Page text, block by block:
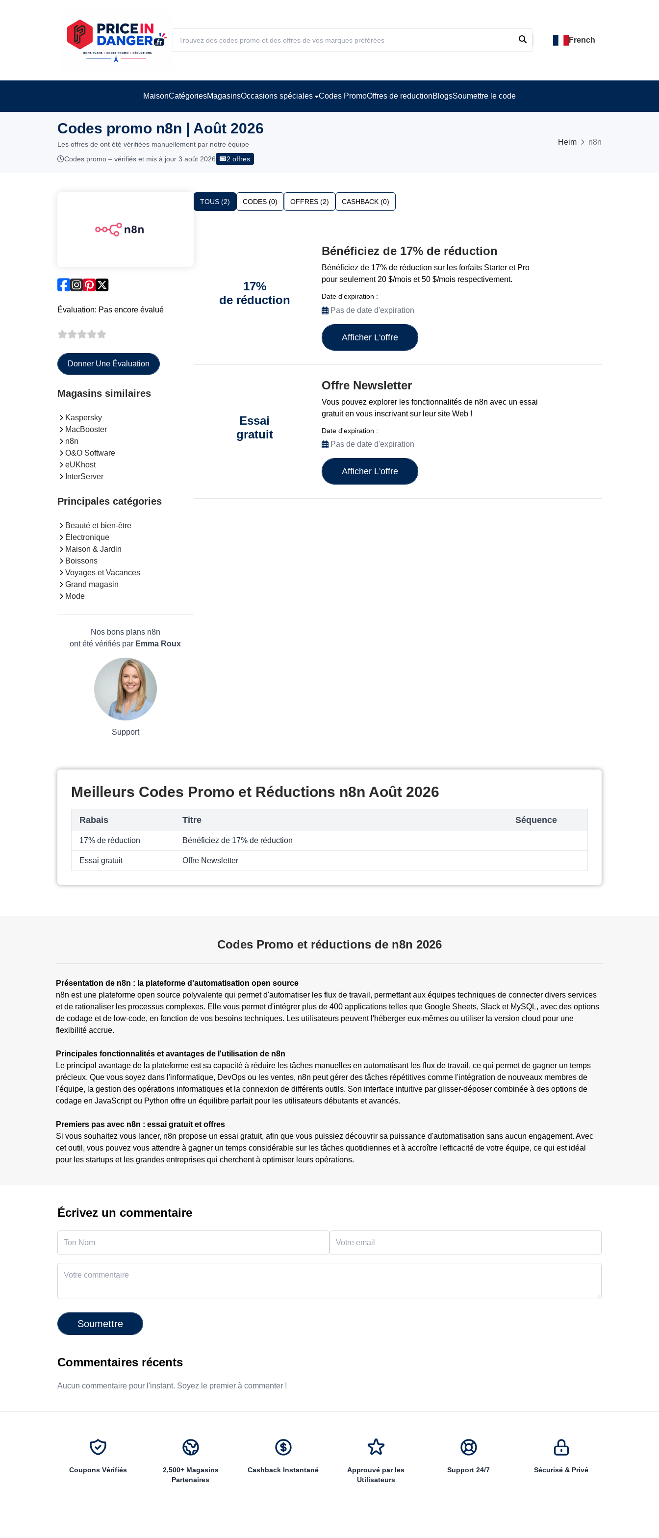
French
MaisonCatégoriesMagasinsOccasions spéciales Codes PromoOffres de reductionBlogsSoumettre le code
Codes promo n8n | Août 2026
Les offres de ont été vérifiées manuellement par notre équipe
Codes promo – vérifiés et mis à jour 3 août 2026
2 offres
Heim n8n
Évaluation: Pas encore évalué
Donner Une Évaluation
Magasins similaires
Kaspersky
MacBooster
n8n
O&O Software
eUKhost
InterServer
Principales catégories
Beauté et bien-être
Électronique
Maison & Jardin
Boissons
Voyages et Vacances
Grand magasin
Mode
Nos bons plans n8n
ont été vérifiés par Emma Roux
Support
TOUS (2) CODES (0) OFFRES (2) CASHBACK (0)
17%
de réduction
Bénéficiez de 17% de réduction
Bénéficiez de 17% de réduction sur les forfaits Starter et Pro
pour seulement 20 $/mois et 50 $/mois respectivement.
Date d'expiration :
Pas de date d'expiration
Afficher L'offre
Essai
gratuit
Offre Newsletter
Vous pouvez explorer les fonctionnalités de n8n avec un essai
gratuit en vous inscrivant sur leur site Web !
Date d'expiration :
Pas de date d'expiration
Afficher L'offre
Meilleurs Codes Promo et Réductions n8n Août 2026
Rabais Titre Séquence
17% de réduction Bénéficiez de 17% de réduction
Essai gratuit Offre Newsletter
Codes Promo et réductions de n8n 2026
Présentation de n8n : la plateforme d'automatisation open source
n8n est une plateforme open source polyvalente qui permet d'automatiser les flux de travail, permettant aux équipes techniques de connecter divers services
et de rationaliser les processus complexes. Elle vous permet d'intégrer plus de 400 applications telles que Google Sheets, Slack et MySQL, avec des options
de codage et de low-code, en fonction de vos besoins techniques. Les utilisateurs peuvent l'héberger eux-mêmes ou utiliser la version cloud pour une
flexibilité accrue.
Principales fonctionnalités et avantages de l'utilisation de n8n
Le principal avantage de la plateforme est sa capacité à réduire les tâches manuelles en automatisant les flux de travail, ce qui permet de gagner un temps
précieux. Que vous soyez dans l'informatique, DevOps ou les ventes, n8n peut gérer des tâches répétitives comme l'intégration de nouveaux membres de
l'équipe, la gestion des opérations informatiques et la connexion de différents outils. Son interface intuitive par glisser-déposer combinée à des options de
codage en JavaScript ou Python offre un équilibre parfait pour les utilisateurs débutants et avancés.
Premiers pas avec n8n : essai gratuit et offres
Si vous souhaitez vous lancer, n8n propose un essai gratuit, afin que vous puissiez découvrir sa puissance d'automatisation sans aucun engagement. Avec
cet outil, vous pouvez vous attendre à gagner un temps considérable sur les tâches quotidiennes et à accroître l'efficacité de votre équipe, ce qui est idéal
pour les startups et les grandes entreprises qui cherchent à optimiser leurs opérations.
Écrivez un commentaire
Soumettre
Commentaires récents
Aucun commentaire pour l'instant. Soyez le premier à commenter !
Coupons Vérifiés
2,500+ Magasins
Partenaires
Cashback Instantané
Approuvé par les
Utilisateurs
Support 24/7 Sécurisé & Privé